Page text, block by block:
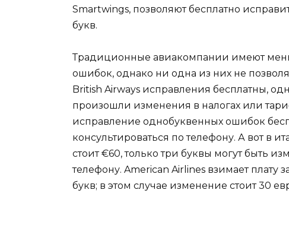
Smartwings, позволяют бесплатно
букв.
Традиционные авиакомпании имеют
ошибок, однако ни одна из них не
British Airways исправления бесплатны,
произошли изменения в налогах или
исправление однобуквенных ошибок
консультироваться по телефону. А вот в
стоит €60, только три буквы могут быть
телефону. American Airlines взимает плату
букв; в этом случае изменение стоит 30